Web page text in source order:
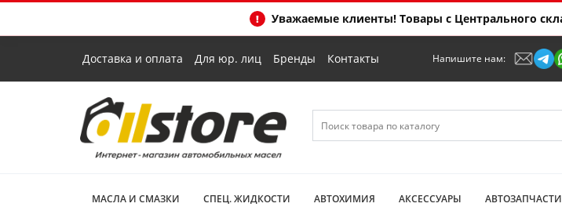
Уважаемые клиенты! Товары с Центрального
Доставка и оплата Для юр. лиц Бренды Контакты Напишите нам:
МАСЛА И СМАЗКИ СПЕЦ. ЖИДКОСТИ АВТОХИМИЯ АКСЕССУАРЫ АВТОЗАПЧАСТИ